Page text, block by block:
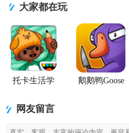
大家都在玩
托卡生活学
鹅鹅鸭Goose
网友留言